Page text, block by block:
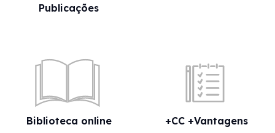
Publicações
Biblioteca online +CC +Vantagens